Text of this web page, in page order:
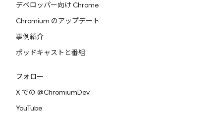
デベロッパー向け Chrome
Chromium のアップデート
事例紹介
ポッドキャストと番組
フォロー
X での @ChromiumDev
YouTube